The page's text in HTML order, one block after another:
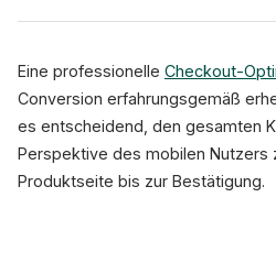
Eine professionelle Checkout-
Conversion erfahrungsgemäß
es entscheidend, den gesamten
Perspektive des mobilen
Produktseite bis zur Bestätigung.